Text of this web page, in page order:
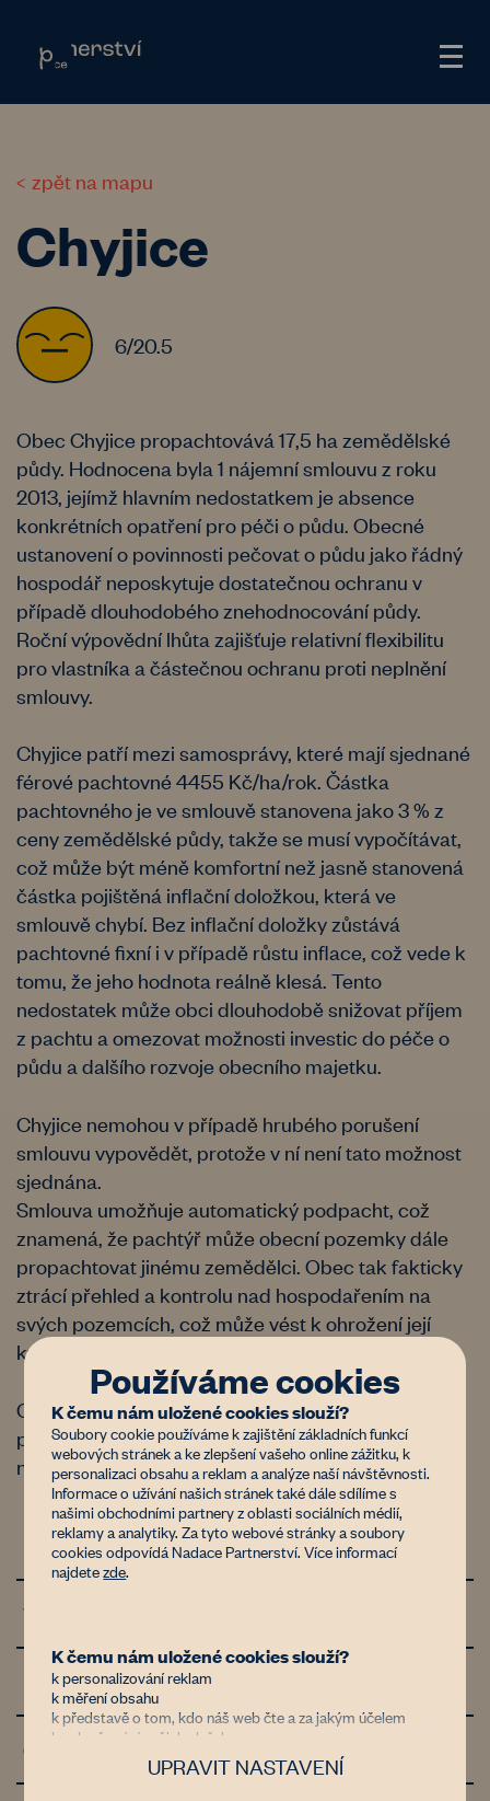
zpět na mapu
Chyjice
6/20.5
Obec Chyjice propachtovává 17,5 ha zemědělské
půdy. Hodnocena byla 1 nájemní smlouvu z roku
2013, jejímž hlavním nedostatkem je absence
konkrétních opatření pro péči o půdu. Obecné
ustanovení o povinnosti pečovat o půdu jako řádný
hospodář neposkytuje dostatečnou ochranu v
případě dlouhodobého znehodnocování půdy.
Roční výpovědní lhůta zajišťuje relativní flexibilitu
pro vlastníka a částečnou ochranu proti neplnění
smlouvy.
Chyjice patří mezi samosprávy, které mají sjednané
férové pachtovné 4455 Kč/ha/rok. Částka
pachtovného je ve smlouvě stanovena jako 3 % z
ceny zemědělské půdy, takže se musí vypočítávat,
což může být méně komfortní než jasně stanovená
částka pojištěná inflační doložkou, která ve
smlouvě chybí. Bez inflační doložky zůstává
pachtovné fixní i v případě růstu inflace, což vede k
tomu, že jeho hodnota reálně klesá. Tento
nedostatek může obci dlouhodobě snižovat příjem
z pachtu a omezovat možnosti investic do péče o
půdu a dalšího rozvoje obecního majetku.
Chyjice nemohou v případě hrubého porušení
smlouvu vypovědět, protože v ní není tato možnost
sjednána.
Smlouva umožňuje automatický podpacht, což
znamená, že pachtýř může obecní pozemky dále
propachtovat jinému zemědělci. Obec tak fakticky
ztrácí přehled a kontrolu nad hospodařením na
svých pozemcích, což může vést k ohrožení její
kvality a poklesu ceny nemovitosti.
Obec využila poradenství, ale změny v nastavení
pachtu nakonec kvůli složitým místním vztahům
nerealizovala.
Doba pachtu a opatření pro půdu
Výše pachtovného
Inflační doložka
Ochrana neplnění smlouvy
Používáme cookies
K čemu nám uložené cookies slouží?
Soubory cookie používáme k zajištění základních funkcí
webových stránek a ke zlepšení vašeho online zážitku, k
personalizaci obsahu a reklam a analýze naší návštěvnosti.
Informace o užívání našich stránek také dále sdílíme s
našimi obchodními partnery z oblasti sociálních médií,
reklamy a analytiky. Za tyto webové stránky a soubory
cookies odpovídá Nadace Partnerství. Více informací
najdetezde.
K čemu nám uložené cookies slouží?
k personalizování reklam
k měření obsahu
k představě o tom, kdo náš web čte a za jakým účelem
k vylepšování našich služeb
Důvěřujete nám?
UPRAVIT NASTAVENÍ